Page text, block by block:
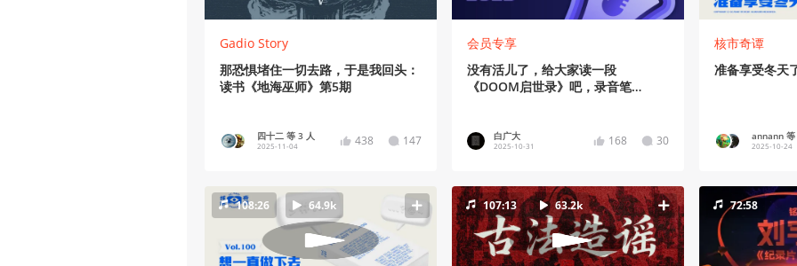
Gadio Story
那恐惧堵住一切去路，于是我回头：
读书《地海巫师》第5期
四十二 等 3 人
2025-11-04 438 147
会员专享
没有活儿了，给大家读一段
《DOOM启世录》吧，录音笔
白广大
2025-10-31 168 30
核市奇谭
准备享受冬天
annann 等
2025-10-24
108:26 64.9k 107:13 63.2k 72:58